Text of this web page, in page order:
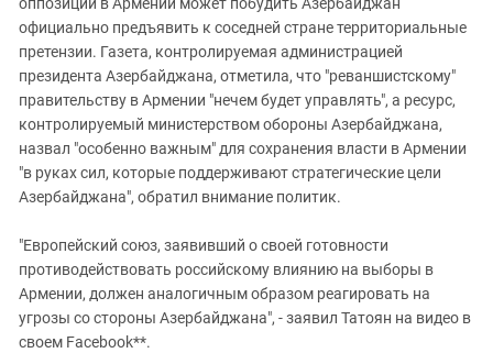
официально предъявить к соседней стране территориальные
претензии. Газета, контролируемая администрацией
президента Азербайджана, отметила, что "реваншистскому"
правительству в Армении "нечем будет управлять", а ресурс,
контролируемый министерством обороны Азербайджана,
назвал "особенно важным" для сохранения власти в Армении
"в руках сил, которые поддерживают стратегические цели
Азербайджана", обратил внимание политик.
"Европейский союз, заявивший о своей готовности
противодействовать российскому влиянию на выборы в
Армении, должен аналогичным образом реагировать на
угрозы со стороны Азербайджана", - заявил Татоян на видео в
своем Facebook**.